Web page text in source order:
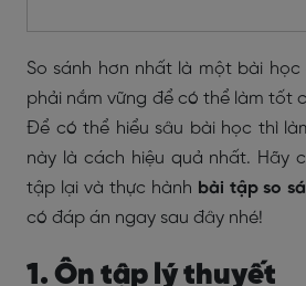
So sánh hơn nhất là một bài
phải nắm vững để có thể làm tốt
Để có thể hiểu sâu bài học thì
này là cách hiệu quả nhất. Hãy
tập lại và thực hành bài tập so
có đáp án ngay sau đây nhé!
1. Ôn tập lý thuyết